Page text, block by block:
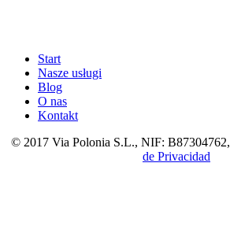
Start
Nasze usługi
Blog
O nas
Kontakt
© 2017 Via Polonia S.L., NIF: B87304762,
de Privacidad